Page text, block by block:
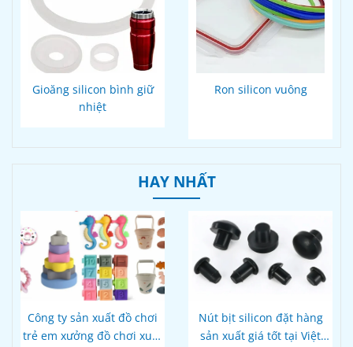
Gioăng silicon bình giữ
nhiệt
Ron silicon vuông
HAY NHẤT
Công ty sản xuất đồ chơi
trẻ em xưởng đồ chơi xuất
Nút bịt silicon đặt hàng
sản xuất giá tốt tại Việt